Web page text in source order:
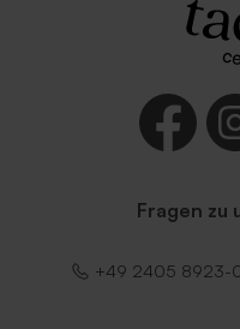
Dunkelgrüner Umschlag
Fragen zu
+49 2405 8923-